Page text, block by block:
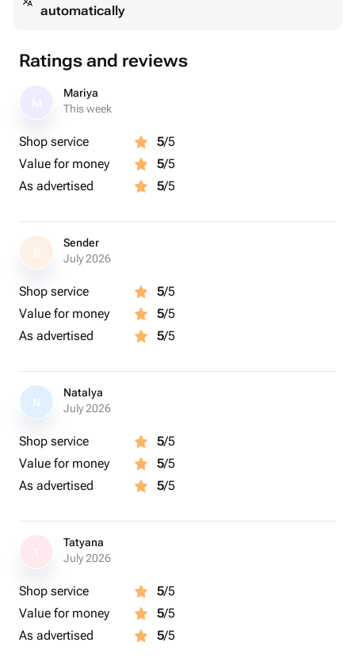
✓ Место: любая точка Мира
✓ будет отправлен платформой flowwow по СМС
указанному получателю
✓ Цена доставки: бесплатно 0 руб.
✓ Формат доставки: файл .pdf
✓ В рабочее время, сотрудники обработают заказ
Знакомство с фотографом
Ознакомление с услугой, съёмка радужки глаза и
В течение двух дней с вами согласуют макет
расположения радужек
Редактирование фото
(ツ)_/¯ Важно:
Количество участников - 1 человек
Продолжительность мероприятия - до 40 минут
Рекомендуемый возраст участника - от 7 лет
По итогу съёмки вы получите фото радужки
выбранной вами песни, а также электронную версию
фото радужки в течение 2-5 дней
Можно выбрать дополнительный дизайн, надпись,
подставку с подсветкой с доплатой на месте
Сезон: круглый год
automatically
Ratings and reviews
Mariya
This week
Shop service 5/5
Value for money
5/5
As advertised
5/5
S
Sender
July 2026
Shop service 5/5
Value for money
5/5
As advertised
5/5
N
Natalya
July 2026
Shop service 5/5
Value for money
5/5
As advertised
5/5
Tatyana
July 2026
Shop service 5/5
Value for money
5/5
As advertised
5/5